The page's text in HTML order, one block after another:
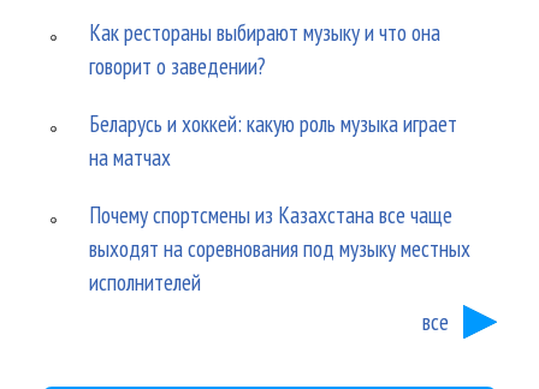
Как рестораны выбирают музыку и что она
говорит о заведении?
Беларусь и хоккей: какую роль музыка играет
на матчах
Почему спортсмены из Казахстана все чаще
выходят на соревнования под музыку местных
исполнителей
все